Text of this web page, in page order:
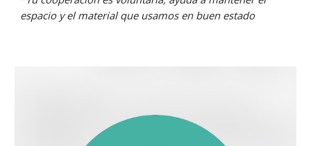
espacio y el material que usamos en buen estado